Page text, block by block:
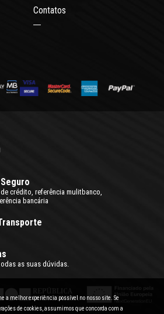
Contatos
crédito, referência mulitbanco,
bancária
as suas dúvidas.
a melhor experiência possível no nosso site. Se
de cookies, assumimos que concorda com a